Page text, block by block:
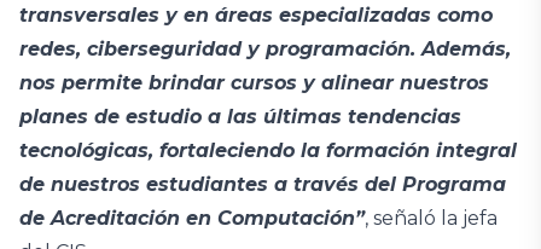
transversales y en áreas especializadas como
redes, ciberseguridad y programación. Además,
nos permite brindar cursos y alinear nuestros
planes de estudio a las últimas tendencias
tecnológicas, fortaleciendo la formación integral
de nuestros estudiantes a través del Programa
de Acreditación en Computación”, señaló la jefa